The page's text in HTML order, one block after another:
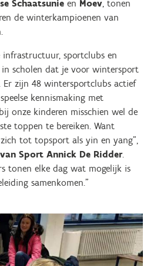
Schaatsunie en Moev, tonen
de winterkampioenen van
infrastructuur, sportclubs en
in scholen dat je voor wintersport
Er zijn 48 wintersportclubs actief
kennismaking met
onze kinderen misschien wel de
toppen te bereiken. Want
tot topsport als yin en yang”,
Sport Annick De Ridder.
tonen elke dag wat mogelijk is
samenkomen."